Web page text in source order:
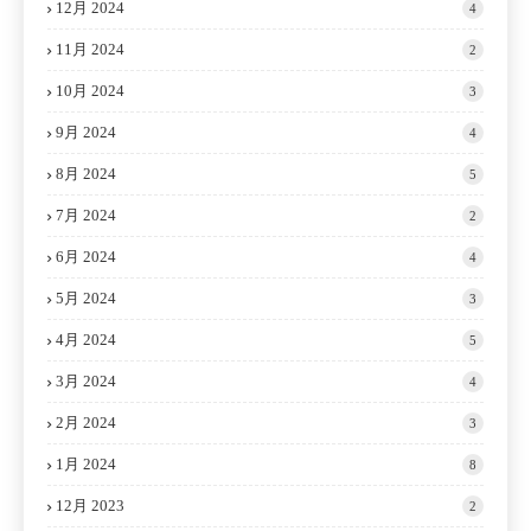
12月 2024 4
11月 2024 2
10月 2024 3
9月 2024 4
8月 2024 5
7月 2024 2
6月 2024 4
5月 2024 3
4月 2024 5
3月 2024 4
2月 2024 3
1月 2024 8
12月 2023 2